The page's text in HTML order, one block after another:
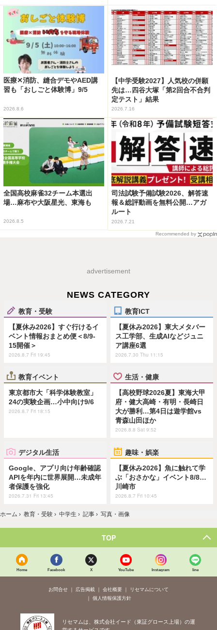
医療✕消防、縫合デモやAED講
習も「おしごと体験博」9/5
2026.8.6
【中学受験2027】人気校の併願
先は…四谷大塚「第2回合不合判
定テスト」結果
2026.7.16
全国高校麻雀32チーム本選出
場…麻布や大阪星光、東海も
2026.8.5
司法試験予備試験2026、解答速
報＆総評動画を無料公開…アガ
ルート
2026.7.21
Recommended by
advertisement
NEWS CATEGORY
教育・受験
【夏休み2026】すぐ行けるイ
ベント情報おまとめ便＜8/9-
15開催＞
2026.8.7 Fri 19:45
教育ICT
【夏休み2026】東大メタバー
ス工学部、生成AIなどジュニ
ア講座6選
2026.7.30 Thu 11:15
教育イベント
東京都市大「科学体験教室」
24の実験企画…小中向け9/6
2026.8.7 Fri 18:15
生活・健康
【高校野球2026夏】東海大甲
府・健大高崎・有明・長崎日
大が勝利…第4日は遊学館vs
青森山田ほか
2026.8.8 Sat 9:52
デジタル生活
Google、アプリ向け年齢確認
APIを年内に世界展開…未成年
者保護を強化
2026.7.31 Fri 13:45
趣味・娯楽
【夏休み2026】魚に触れて学
ぶ「おさかな」イベント8/8…
川崎市
2026.8.7 Fri 10:45
ホーム › 教育・受験 › 中学生 › 記事 › 写真・画像
TOP
Home Facebook X YouTube Instagram line
お問合せ 広告掲載 会社概要
リセマムについて
個人情報保護方針
リセマムは、株式会社イード（東証グロース上場）の運